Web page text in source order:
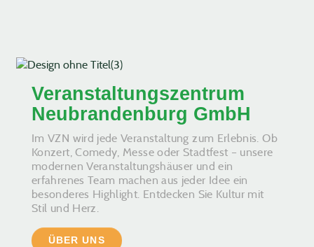
Veranstaltungszentrum
Neubrandenburg GmbH
Im VZN wird jede Veranstaltung zum Erlebnis. Ob
Konzert, Comedy, Messe oder Stadtfest – unsere
modernen Veranstaltungshäuser und ein
erfahrenes Team machen aus jeder Idee ein
besonderes Highlight. Entdecken Sie Kultur mit
Stil und Herz.
ÜBER UNS